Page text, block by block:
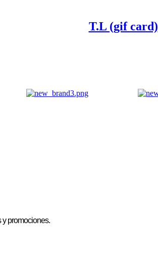
T.L (gif card)
y promociones.